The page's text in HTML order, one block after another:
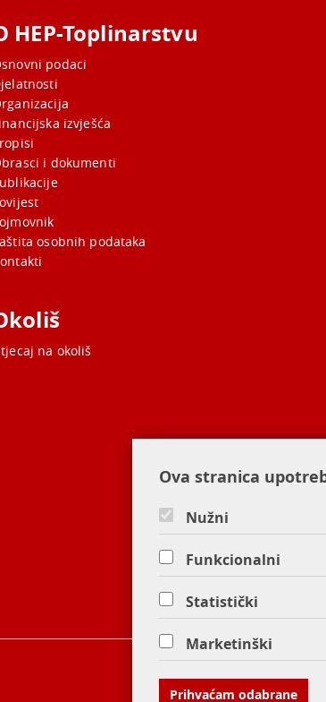
HEP-Toplinarstvu
podaci
izvješća
i dokumenti
osobnih podataka
na okoliš
Ova stranica
Nužni
Funkcionalni
Statistički
Marketinški
Prihvaćam odabrane